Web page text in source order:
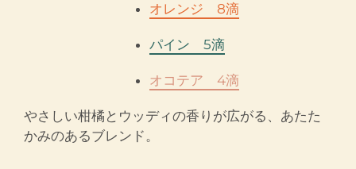
オレンジ 8滴
パイン 5滴
オコテア 4滴
やさしい柑橘とウッディの香りが広がる、あたた
かみのあるブレンド。